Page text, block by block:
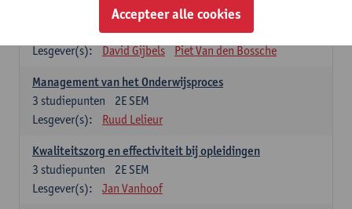
Leren op de werkplek
2E SEM
studiepunten
Lesgever(s):
David Gijbels Piet Van den Bossche
Management van het Onderwijsproces
2E SEM
3 studiepunten
Lesgever(s):
Ruud Lelieur
Kwaliteitszorg en effectiviteit bij opleidingen
2E SEM
3 studiepunten
Lesgever(s):
Jan Vanhoof
Accepteer alle cookies